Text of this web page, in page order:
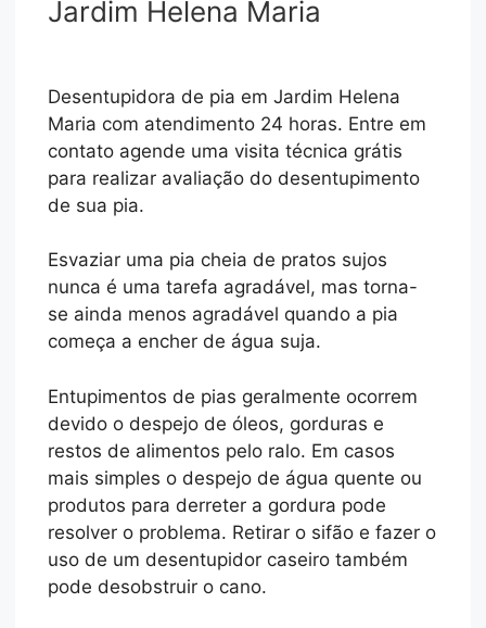
Jardim Helena Maria
Desentupidora de pia em Jardim Helena
Maria com atendimento 24 horas. Entre em
contato agende uma visita técnica grátis
para realizar avaliação do desentupimento
de sua pia.
Esvaziar uma pia cheia de pratos sujos
nunca é uma tarefa agradável, mas torna-
se ainda menos agradável quando a pia
começa a encher de água suja.
Entupimentos de pias geralmente ocorrem
devido o despejo de óleos, gorduras e
restos de alimentos pelo ralo. Em casos
mais simples o despejo de água quente ou
produtos para derreter a gordura pode
resolver o problema. Retirar o sifão e fazer o
uso de um desentupidor caseiro também
pode desobstruir o cano.